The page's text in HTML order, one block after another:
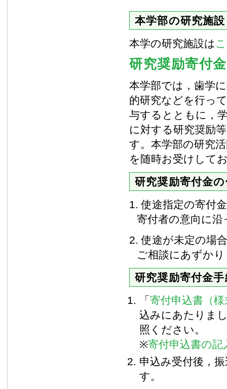
本学部の研究施設
本学の研究施設は
研究奨励寄付
本学部では，歯学
的研究などを行っ
与するとともに，
に対する研究奨励
す。本学部の研究
を随時お受けして
研究奨励寄付金
1. 使途指定の寄付金
寄付者の意向に
2. 使途が未定の場合
ご相談にあずか
研究奨励寄付金
「 寄付申込書（様
込みにあたりま
照ください。
※寄付申込書の
申込み受付後，
す。